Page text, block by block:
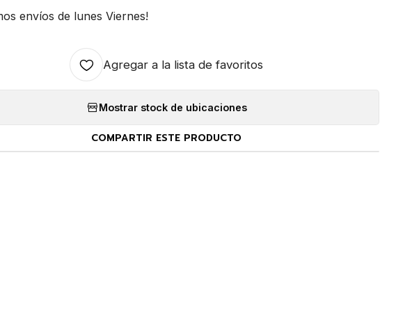
envíos de lunes Viernes!
Agregar a la lista de favoritos
Mostrar stock de ubicaciones
COMPARTIR ESTE PRODUCTO